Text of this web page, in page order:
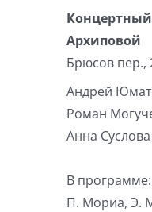
Архиповой
Брюсов пер.,
Андрей
Роман
Анна
В программе:
П. Мориа, Э.